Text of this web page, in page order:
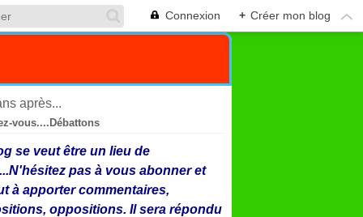
Connexion + Créer mon blog
vous....Débattons
se veut être un lieu de
pas à vous abonner et
à apporter commentaires,
oppositions. Il sera répondu